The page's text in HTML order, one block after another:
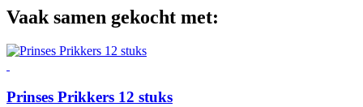
Vaak samen gekocht met:
Prinses Prikkers 12 stuks